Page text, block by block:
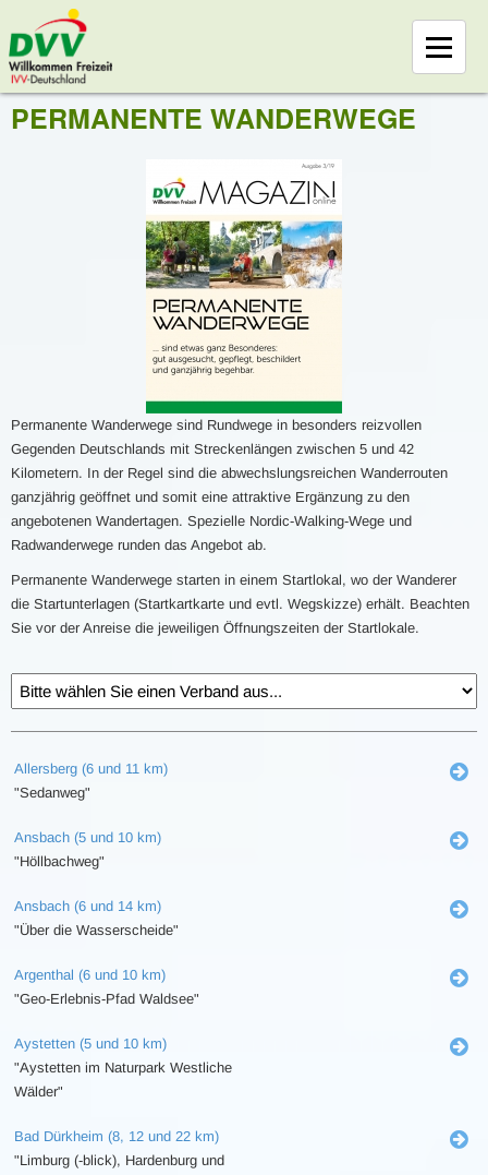
PERMANENTE WANDERWEGE
Permanente Wanderwege sind Rundwege in besonders reizvollen
Gegenden Deutschlands mit Streckenlängen zwischen 5 und 42
Kilometern. In der Regel sind die abwechslungsreichen Wanderrouten
ganzjährig geöffnet und somit eine attraktive Ergänzung zu den
angebotenen Wandertagen. Spezielle Nordic-Walking-Wege und
Radwanderwege runden das Angebot ab.
Permanente Wanderwege starten in einem Startlokal, wo der Wanderer
die Startunterlagen (Startkartkarte und evtl. Wegskizze) erhält. Beachten
Sie vor der Anreise die jeweiligen Öffnungszeiten der Startlokale.
Allersberg (6 und 11 km)
"Sedanweg"
Ansbach (5 und 10 km)
"Höllbachweg"
Ansbach (6 und 14 km)
"Über die Wasserscheide"
Argenthal (6 und 10 km)
"Geo-Erlebnis-Pfad Waldsee"
Aystetten (5 und 10 km)
"Aystetten im Naturpark Westliche
Wälder"
Bad Dürkheim (8, 12 und 22 km)
"Limburg (-blick), Hardenburg und